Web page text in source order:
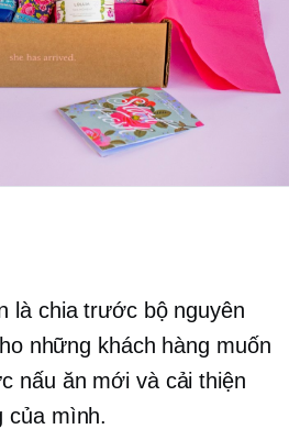
là chia trướcbộ nguyên
những khách hàng muốn
nấu ăn mới và cải thiện
của mình.